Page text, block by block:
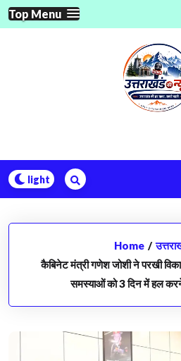
Skip
to
Top Menu
Home /
कैबिनेट मंत्री गणेश जोशी ने परखी
समस्याओं को 3 दिन में हल